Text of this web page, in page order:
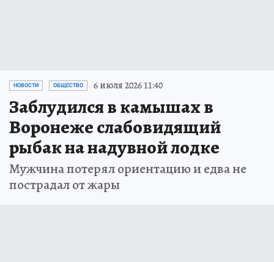
НОВОСТИ ОБЩЕСТВО 6 июля 2026 11:40
Заблудился в камышах в
Воронеже слабовидящий
рыбак на надувной лодке
Мужчина потерял ориентацию и едва не
пострадал от жары